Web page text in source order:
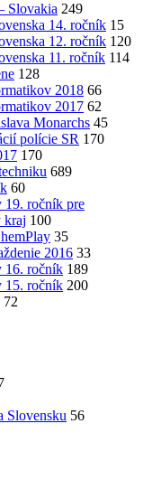
Slovakia 249
14. ročník 15
12. ročník 120
11. ročník 114
128
2018 66
2017 62
Monarchs 45
polície SR 170
170
689
60
19. ročník pre
kraj 100
35
2016 33
16. ročník 189
15. ročník 200
72
Slovensku 56